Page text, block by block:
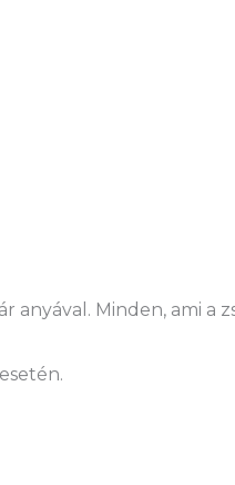
anyával. Minden, ami a